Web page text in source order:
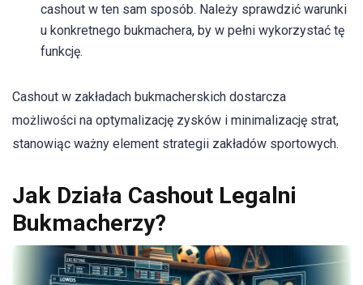
cashout w ten sam sposób. Należy sprawdzić warunki
u konkretnego bukmachera, by w pełni wykorzystać tę
funkcję.
Cashout w zakładach bukmacherskich dostarcza
możliwości na optymalizację zysków i minimalizację strat,
stanowiąc ważny element strategii zakładów sportowych.
Jak Działa Cashout Legalni
Bukmacherzy?